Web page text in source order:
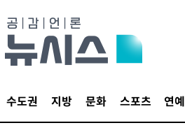
수도권 지방 문화 스포츠 연예